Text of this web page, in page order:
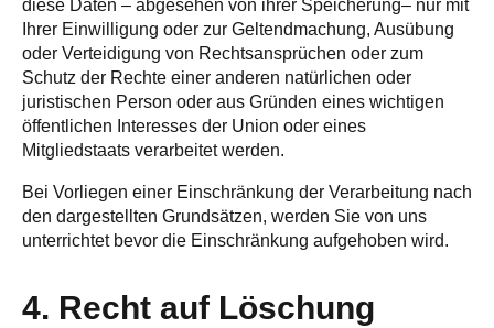
diese Daten – abgesehen von ihrer Speicherung– nur mit
Ihrer Einwilligung oder zur Geltendmachung, Ausübung
oder Verteidigung von Rechtsansprüchen oder zum
Schutz der Rechte einer anderen natürlichen oder
juristischen Person oder aus Gründen eines wichtigen
öffentlichen Interesses der Union oder eines
Mitgliedstaats verarbeitet werden.
Bei Vorliegen einer Einschränkung der Verarbeitung nach
den dargestellten Grundsätzen, werden Sie von uns
unterrichtet bevor die Einschränkung aufgehoben wird.
4. Recht auf Löschung